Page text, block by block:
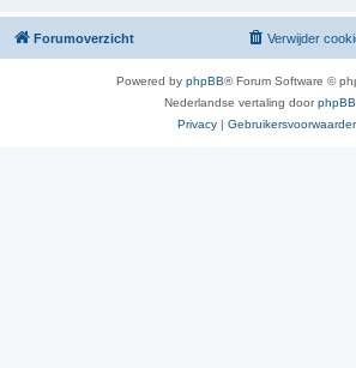
Forumoverzicht Verwijder
Powered by phpBB® Forum Software ©
Nederlandse vertaling door
Privacy |